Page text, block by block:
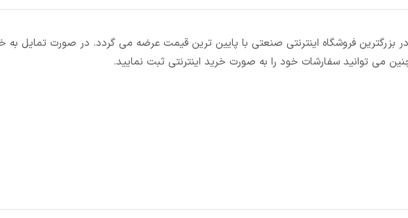
در بزرگترین فروشگاه اینترنتی صنعتی با پایین ترین قیمت عرضه می گردد. در صورت تمایل
می توانید سفارشات خود را به صورت خرید اینترنتی ثبت نمایید.